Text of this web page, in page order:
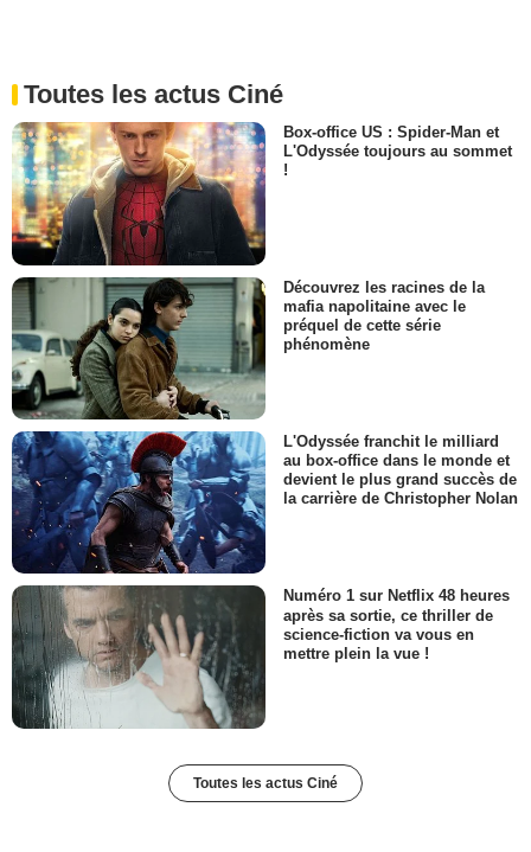
Toutes les actus Ciné
Box-office US : Spider-Man et
L'Odyssée toujours au sommet
!
Découvrez les racines de la
mafia napolitaine avec le
préquel de cette série
phénomène
L'Odyssée franchit le milliard
au box-office dans le monde et
devient le plus grand succès de
la carrière de Christopher Nolan
Numéro 1 sur Netflix 48 heures
après sa sortie, ce thriller de
science-fiction va vous en
mettre plein la vue !
Toutes les actus Ciné